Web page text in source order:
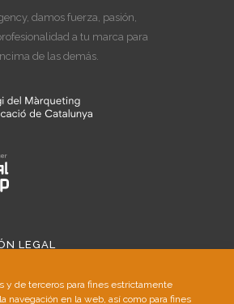
y de terceros para fines estrictamente
navegación en la web, así como para fines
damos fuerza, pasión,
a tu marca para
de las demás.
LEGAL